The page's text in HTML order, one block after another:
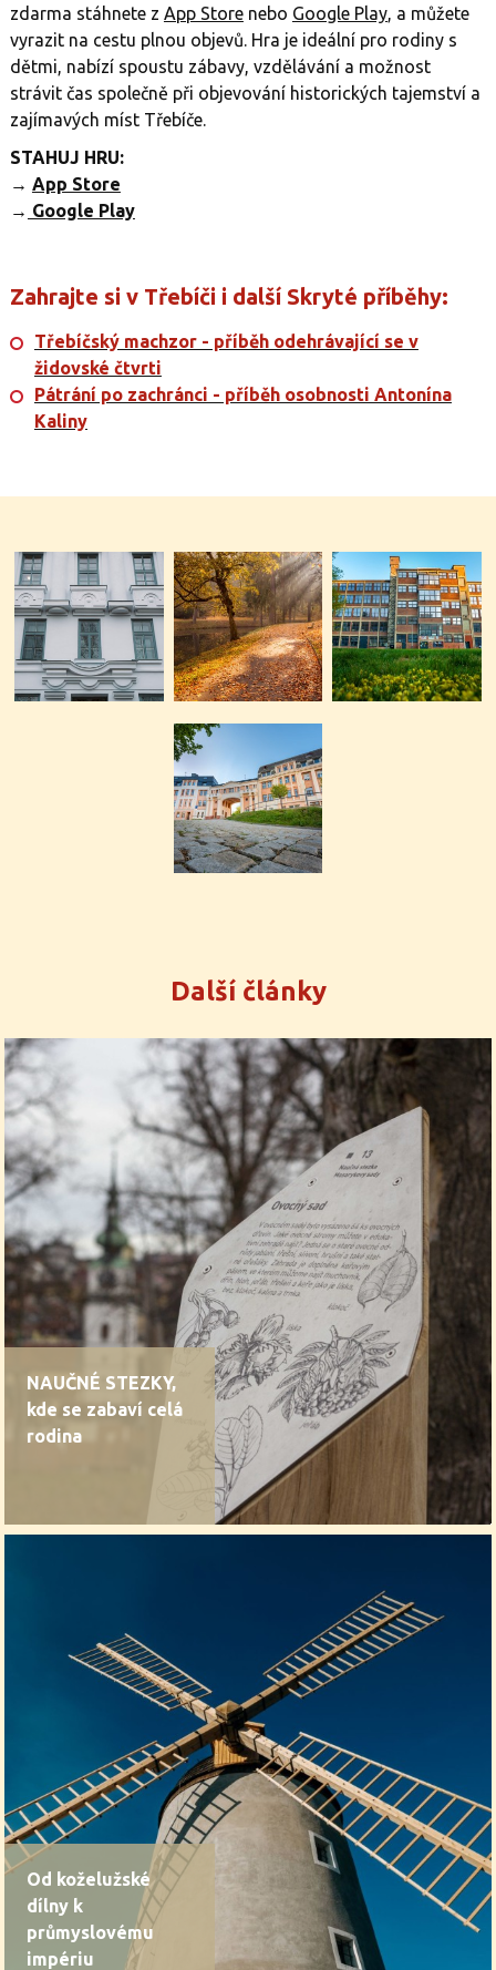
zdarma stáhnete z App Storenebo Google Play, a můžete
vyrazit na cestu plnou objevů. Hra je ideální pro rodiny s
dětmi, nabízí spoustu zábavy, vzdělávání a možnost
strávit čas společně při objevování historických tajemství a
zajímavých míst Třebíče.
STAHUJ HRU:
→ App Store
→ Google Play
Zahrajte si v Třebíči i další Skryté příběhy:
Třebíčský machzor - příběh odehrávající se v
židovské čtvrti
Pátrání po zachránci - příběh osobnosti Antonína
Kaliny
Další články
NAUČNÉ STEZKY,
kde se zabaví celá
rodina
Od koželužské
dílny k
průmyslovému
impériu